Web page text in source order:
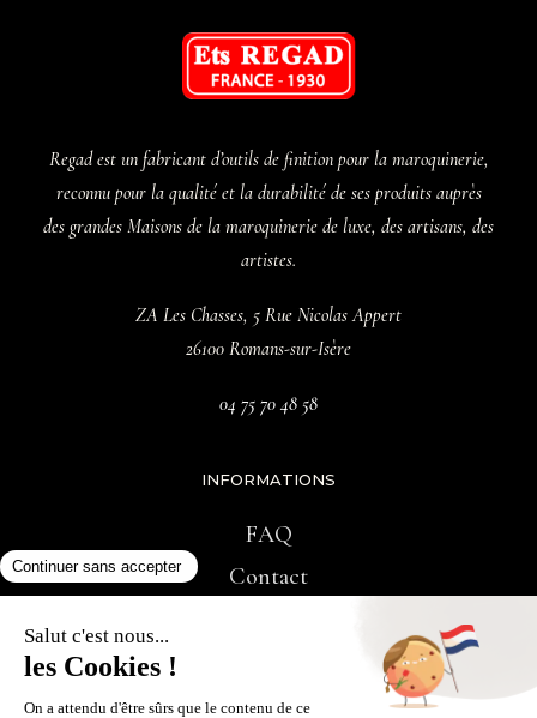
Regad est un fabricant d’outils de finition pour la maroquinerie,
reconnu pour la qualité et la durabilité de ses produits auprès
des grandes Maisons de la maroquinerie de luxe, des artisans, des
artistes.
ZA Les Chasses, 5 Rue Nicolas Appert
26100 Romans-sur-Isère
04 75 70 48 58
INFORMATIONS
FAQ
Contact